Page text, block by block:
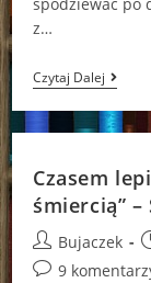
z…
Czytaj Dalej
Się
Do
Little
Liars.
Bez
Serca”
–
Sara
Czasem
śmiercią”
Post
author:
Bujaczek
Post9